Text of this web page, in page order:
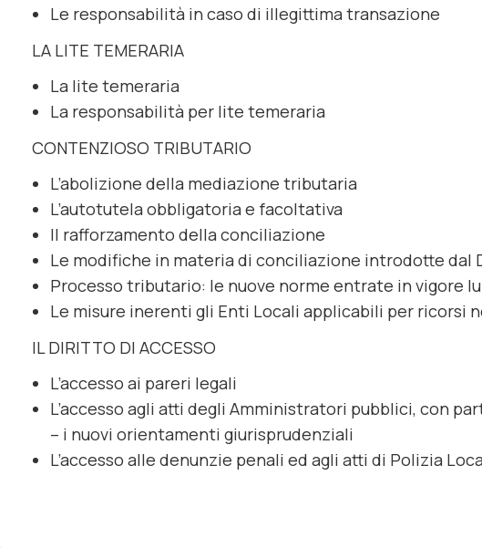
Le responsabilità in caso di illegittima transazione
LA LITE TEMERARIA
La lite temeraria
La responsabilità per lite temeraria
CONTENZIOSO TRIBUTARIO
L’abolizione della mediazione tributaria
L’autotutela obbligatoria e facoltativa
Il rafforzamento della conciliazione
Le modifiche in materia di conciliazione introdotte dal
Processo tributario: le nuove norme entrate in vigore
Le misure inerenti gli Enti Locali applicabili per ricorsi
IL DIRITTO DI ACCESSO
L’accesso ai pareri legali
L’accesso agli atti degli Amministratori pubblici, con
– i nuovi orientamenti giurisprudenziali
L’accesso alle denunzie penali ed agli atti di Polizia